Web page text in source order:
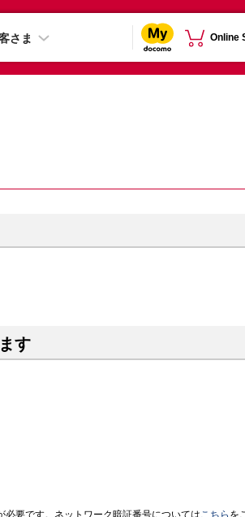
さま Online
す
必要です。ネットワーク暗証番号についてはこちら を